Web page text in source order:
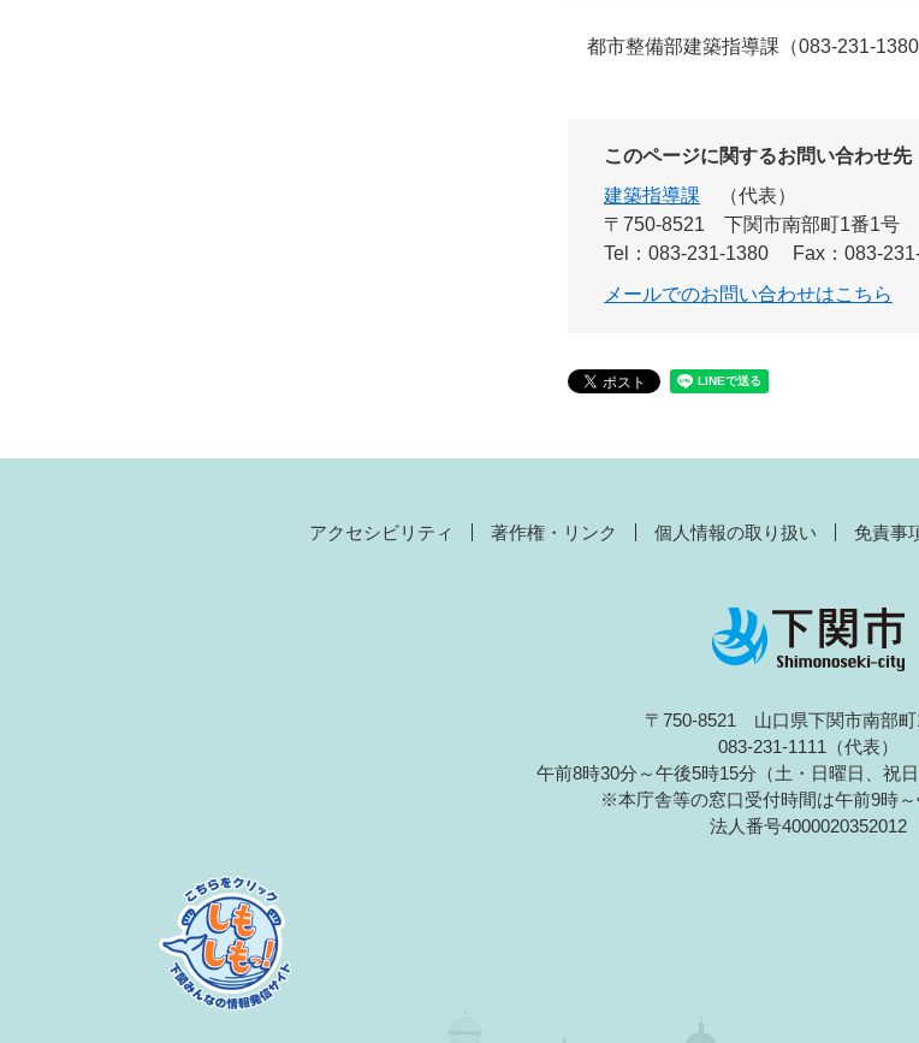
都市整備部建築指導課（083-231-1380
このページに関するお問い合わせ先
建築指導課
代表
〒750-8521
下関市南部町1番1号
Tel：083-231-1380
Fax：083-
メールでのお問い合わせはこちら
アクセシビリティ 著作権・リンク 個人情報の取り扱い 免責事
〒750-8521 山口県下関市南部町
083-231-1111（代表）
午前8時30分～午後5時15分（土・日曜日、祝日
※本庁舎等の窓口受付時間は午前9時～
法人番号4000020352012